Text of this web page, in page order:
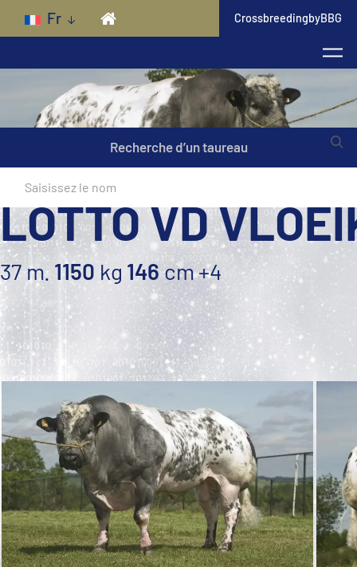
Skip to main content
Fr CrossbreedingbyBBG
Recherche d’un taureau
LOTTO VD
37 m. 1150 kg 146 cm+4